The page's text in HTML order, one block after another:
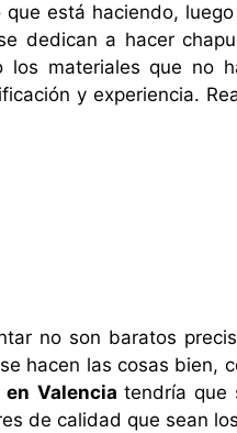
está haciendo,
dedican a hacer
materiales que no
y experiencia.
no son baratos
hacen las cosas bien,
Valencia tendría que
de calidad que sean